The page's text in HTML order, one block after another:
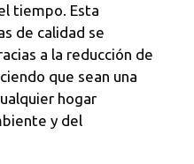
tiempo. Esta
de calidad se
a la reducción de
que sean una
hogar
y del